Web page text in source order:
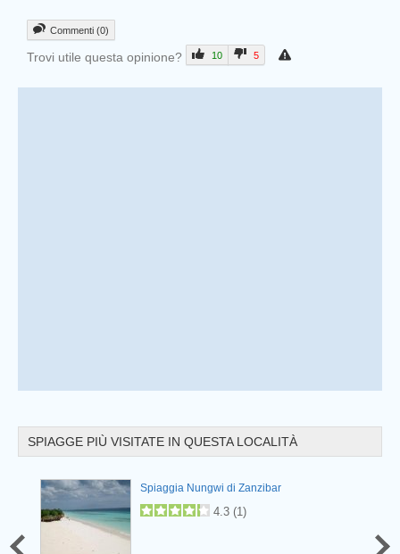
Commenti (0)
Trovi utile questa opinione? 10 5
SPIAGGE PIÙ VISITATE IN QUESTA LOCALITÀ
Spiaggia Nungwi di Zanzibar
4.3 (1)